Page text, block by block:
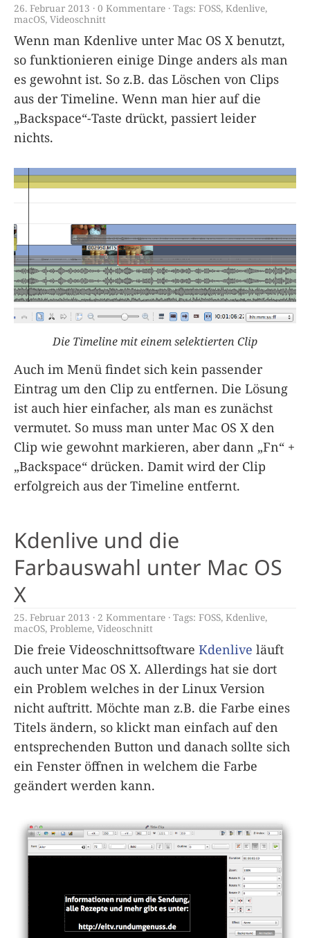
26. Februar 2013 0 Kommentare Tags: FOSS, Kdenlive,
macOS, Videoschnitt
Wenn man Kdenlive unter Mac OS X benutzt,
so funktionieren einige Dinge anders als man
es gewohnt ist. So z.B. das Löschen von Clips
aus der Timeline. Wenn man hier auf die
„Backspace“-Taste drückt, passiert leider
nichts.
Die Timeline mit einem selektierten Clip
Auch im Menü findet sich kein passender
Eintrag um den Clip zu entfernen. Die Lösung
ist auch hier einfacher, als man es zunächst
vermutet. So muss man unter Mac OS X den
Clip wie gewohnt markieren, aber dann „Fn“ +
„Backspace“ drücken. Damit wird der Clip
erfolgreich aus der Timeline entfernt.
Kdenlive und die
Farbauswahl unter Mac OS
X
25. Februar 2013 2 Kommentare Tags: FOSS, Kdenlive,
macOS, Probleme, Videoschnitt
Die freie Videoschnittsoftware Kdenlive läuft
auch unter Mac OS X. Allerdings hat sie dort
ein Problem welches in der Linux Version
nicht auftritt. Möchte man z.B. die Farbe eines
Titels ändern, so klickt man einfach auf den
entsprechenden Button und danach sollte sich
ein Fenster öffnen in welchem die Farbe
geändert werden kann.